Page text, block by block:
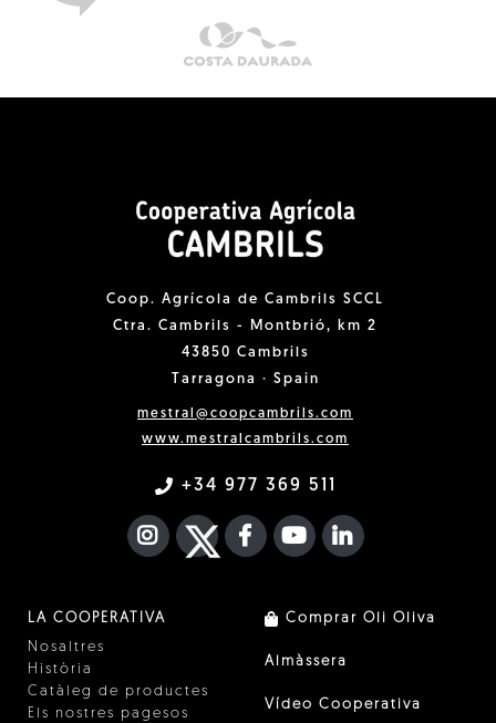
Coop. Agrícola de Cambrils SCCL
Ctra. Cambrils - Montbrió, km 2
43850 Cambrils
Tarragona · Spain
mestral@coopcambrils.com
www.mestralcambrils.com
+34 977 369 511
INSTAGRAM
TWITTER
FACEBOOK F
YOUTUBEFA LINKEDIN
LA COOPERATIVA
Nosaltres
Història
Catàleg de productes
Els nostres pagesos
Comprar Oli Oliva
Almàssera
Vídeo Cooperativa